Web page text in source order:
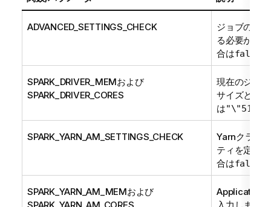
ADVANCED_SETTINGS_CHECK
ジョブの実
る必要があ
合はfalse
SPARK_DRIVER_MEMおよび
SPARK_DRIVER_CORES
現在のジョ
サイズとコ
は
SPARK_YARN_AM_SETTINGS_CHECK
Yarnクラス
ティを定義
合はfalse
SPARK_YARN_AM_MEMおよび
SPARK_YARN_AM_CORES
入力します